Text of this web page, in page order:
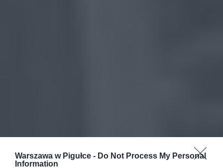
Warszawa w Pigułce - Do Not Process My Personal
Information